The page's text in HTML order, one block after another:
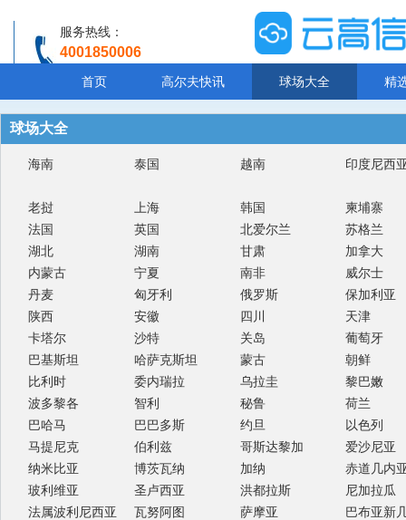
服务热线：
4001850006
首页 高尔夫快讯 球场大全 精
球场大全
海南 泰国 越南 印度尼西
老挝 上海 韩国
柬埔寨
法国
英国 北爱尔兰
苏格兰
湖北
湖南 甘肃
加拿大
内蒙古
宁夏 南非
威尔士
丹麦
匈牙利 俄罗斯
保加利亚
陕西
安徽 四川
天津
卡塔尔
沙特 关岛
葡萄牙
巴基斯坦
哈萨克斯坦 蒙古
朝鲜
比利时
委内瑞拉 乌拉圭
黎巴嫩
波多黎各
智利 秘鲁
荷兰
巴哈马
巴巴多斯 约旦
以色列
马提尼克
伯利兹 哥斯达黎加
爱沙尼亚
纳米比亚
博茨瓦纳 加纳
赤道几内
玻利维亚
圣卢西亚 洪都拉斯
尼加拉瓜
法属波利尼西亚
瓦努阿图 萨摩亚
巴布亚新